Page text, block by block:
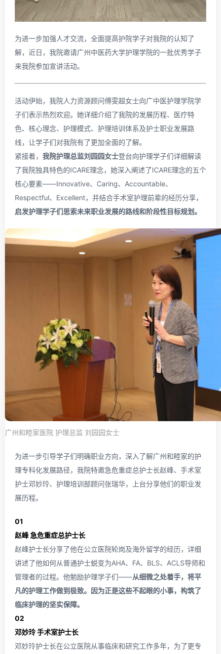
为进一步加强人才交流，全面提高护院学子对我院的认知了
解，近日，我院邀请广州中医药大学护理学院的一批优秀学子
来我院参加宣讲活动。
活动伊始，我院人力资源顾问傅雯超女士向广中医护理学院学
子们表示热烈欢迎。她详细介绍了我院的发展历程、医疗特
色、核心理念、护理模式、护理培训体系及护士职业发展路
线，让学子们对我院有了更加全面的了解。
紧接着， 我院护理总监刘园园女士登台向护理学子们详细解读
了我院独具特色的ICARE理念，她深入阐述了ICARE理念的五个
核心要素——Innovative、Caring、Accountable、
Respectful、Excellent，并结合手术室护理前辈的经历分享，
启发护理学子们思索未来职业发展的路线和阶段性目标规划。
广州和睦家医院 护理总监 刘园园女士
为进一步引导学子们明确职业方向，深入了解广州和睦家的护
理专科化发展路径，我院特邀急危重症总护士长赵峰、手术室
护士邓妙玲、护理培训部顾问张瑞华，上台分享他们的职业发
展历程。
01
赵峰 急危重症总护士长
赵峰护士长分享了他在公立医院轮岗及海外留学的经历，详细
讲述了他如何从普通护士蜕变为AHA、FA、BLS、ACLS导师和
管理者的过程。他勉励护理学子们——从细微之处着手，将平
凡的护理工作做到极致。因为正是这些不起眼的小事，构筑了
临床护理的坚实保障。
02
邓妙玲 手术室护士长
邓妙玲护士长在公立医院从事临床和研究工作多年，为了更专